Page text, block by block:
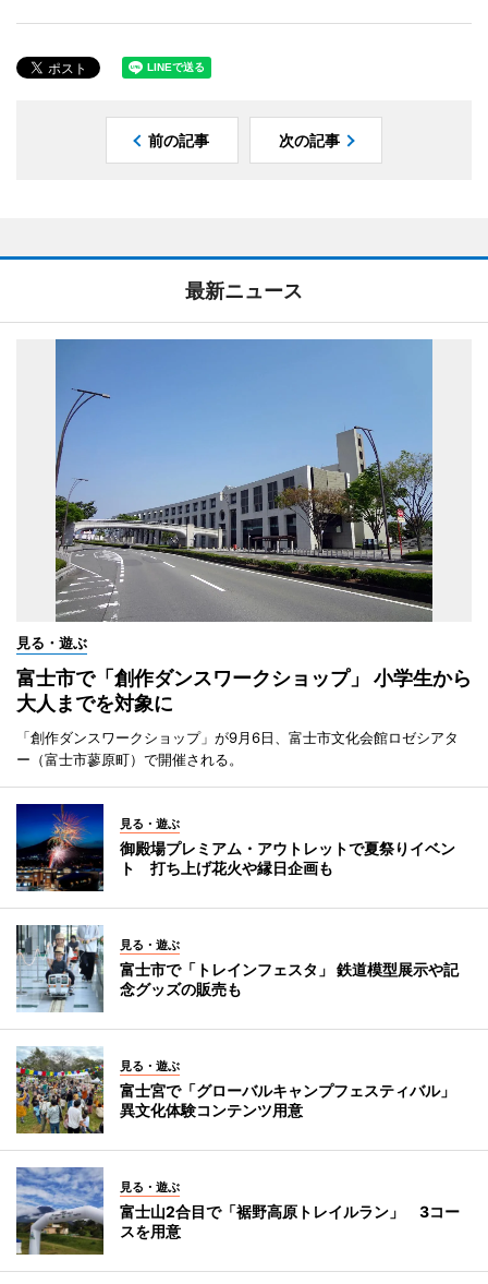
前の記事 次の記事
最新ニュース
見る・遊ぶ
富士市で「創作ダンスワークショップ」 小学生から
大人までを対象に
「創作ダンスワークショップ」が9月6日、富士市文化会館ロゼシアタ
ー（富士市蓼原町）で開催される。
見る・遊ぶ
御殿場プレミアム・アウトレットで夏祭りイベン
ト 打ち上げ花火や縁日企画も
見る・遊ぶ
富士市で「トレインフェスタ」 鉄道模型展示や記
念グッズの販売も
見る・遊ぶ
富士宮で「グローバルキャンプフェスティバル」
異文化体験コンテンツ用意
見る・遊ぶ
富士山2合目で「裾野高原トレイルラン」 3コー
スを用意